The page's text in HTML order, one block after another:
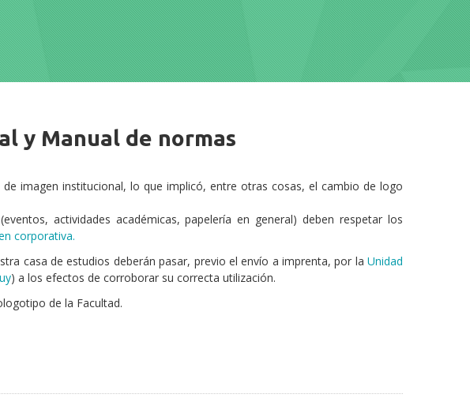
y Manual de normas
imagen institucional, lo que implicó, entre otras cosas, el cambio de logo
actividades académicas, papelería en general) deben respetar los
corporativa.
casa de estudios deberán pasar, previo el envío a imprenta, por la Unidad
) a los efectos de corroborar su correcta utilización.
de la Facultad.